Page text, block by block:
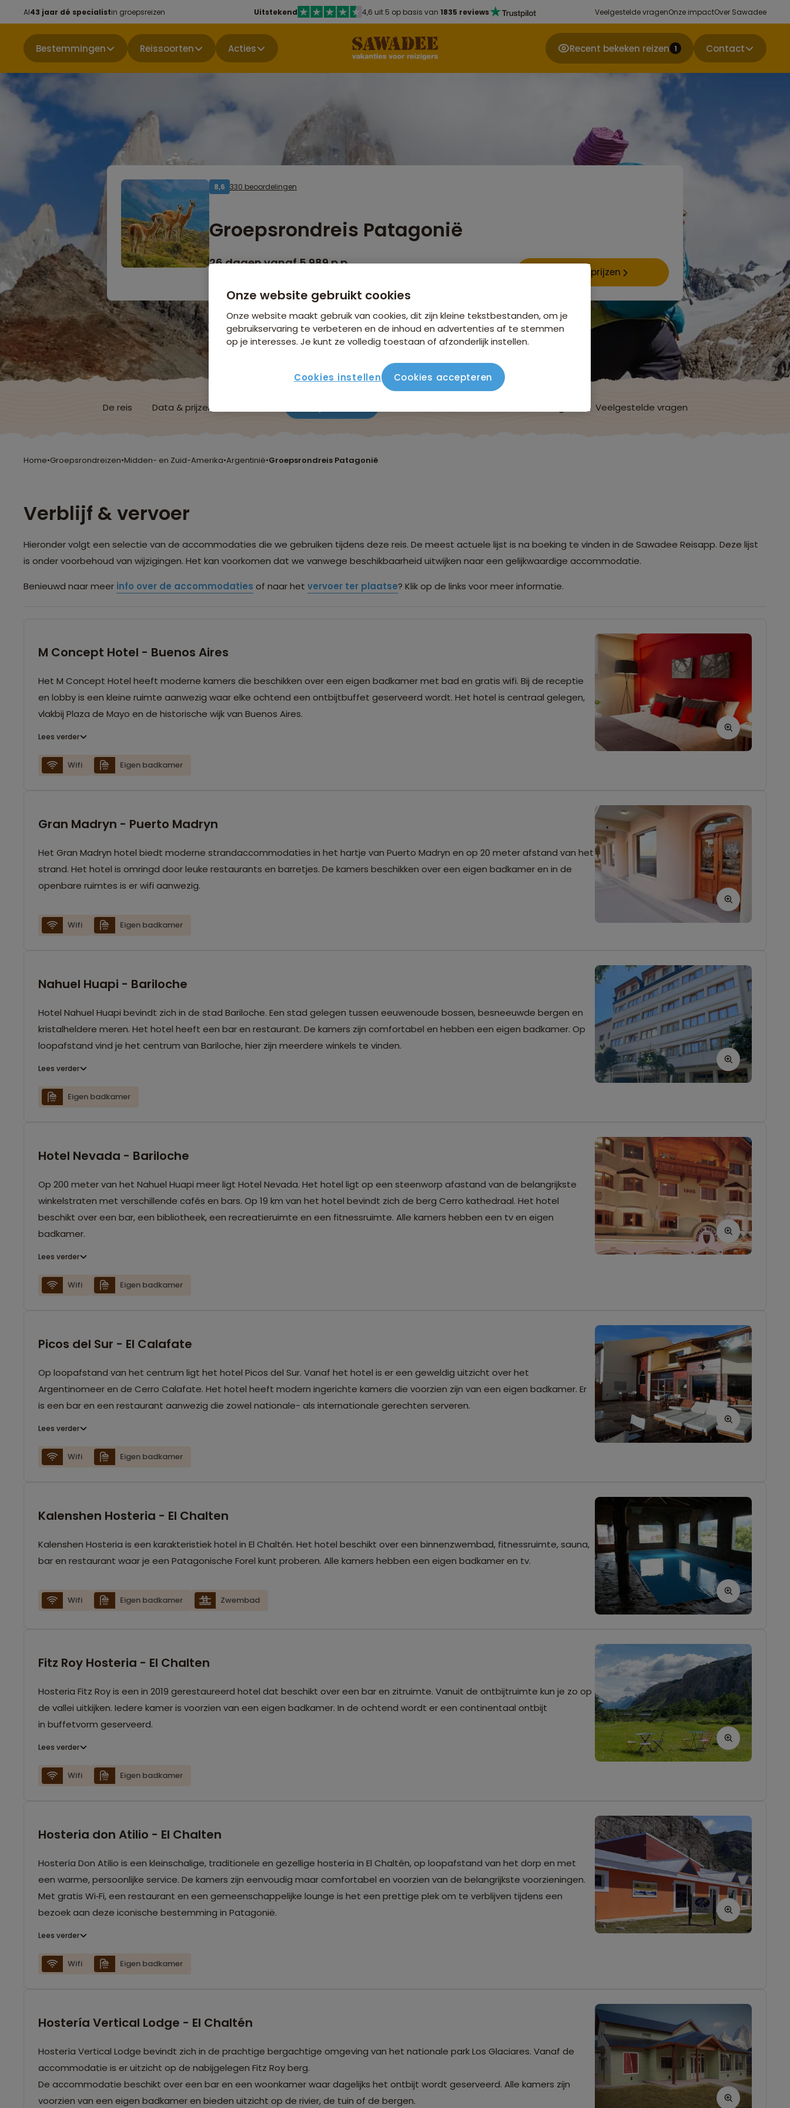
Al43 jaar dé specialistin groepsreizen Uitstekend 4,6 uit 5 op basis van 1835 reviews Veelgestelde vragenOnze impactOver Sawadee
Bestemmingen Reissoorten Acties Recent bekeken reizen 1 Contact
8,6 330 beoordelingen
Groepsrondreis Patagonië
26 dagen vanaf 5.989 p.p.
Data & prijzen
De reis Data & prijzen Veelgestelde vragen
Home•Groepsrondreizen•Midden- en Zuid-Amerika•Argentinië•Groepsrondreis Patagonië
Verblijf & vervoer
Hieronder volgt een selectie van de accommodaties die we gebruiken tijdens deze reis. De meest actuele lijst is na boeking te vinden in de Sawadee Reisapp. Deze lijst
is onder voorbehoud van wijzigingen. Het kan voorkomen dat we vanwege beschikbaarheid uitwijken naar een gelijkwaardige accommodatie.
Benieuwd naar meer info over de accommodaties of naar het vervoer ter plaatse? Klik op de links voor meer informatie.
M Concept Hotel - Buenos Aires
Het M Concept Hotel heeft moderne kamers die beschikken over een eigen badkamer met bad en gratis wifi. Bij de receptie
en lobby is een kleine ruimte aanwezig waar elke ochtend een ontbijtbuffet geserveerd wordt. Het hotel is centraal gelegen,
vlakbij Plaza de Mayo en de historische wijk van Buenos Aires.
Lees verder
Wifi Eigen badkamer
Gran Madryn - Puerto Madryn
Het Gran Madryn hotel biedt moderne strandaccommodaties in het hartje van Puerto Madryn en op 20 meter afstand van het
strand. Het hotel is omringd door leuke restaurants en barretjes. De kamers beschikken over een eigen badkamer en in de
openbare ruimtes is er wifi aanwezig.
Wifi Eigen badkamer
Nahuel Huapi - Bariloche
Hotel Nahuel Huapi bevindt zich in de stad Bariloche. Een stad gelegen tussen eeuwenoude bossen, besneeuwde bergen en
kristalheldere meren. Het hotel heeft een bar en restaurant. De kamers zijn comfortabel en hebben een eigen badkamer. Op
loopafstand vind je het centrum van Bariloche, hier zijn meerdere winkels te vinden.
Lees verder
Eigen badkamer
Hotel Nevada - Bariloche
Op 200 meter van het Nahuel Huapi meer ligt Hotel Nevada. Het hotel ligt op een steenworp afastand van de belangrijkste
winkelstraten met verschillende cafés en bars. Op 19 km van het hotel bevindt zich de berg Cerro kathedraal. Het hotel
beschikt over een bar, een bibliotheek, een recreatieruimte en een fitnessruimte. Alle kamers hebben een tv en eigen
badkamer.
Lees verder
Wifi Eigen badkamer
Picos del Sur - El Calafate
Op loopafstand van het centrum ligt het hotel Picos del Sur. Vanaf het hotel is er een geweldig uitzicht over het
Argentinomeer en de Cerro Calafate. Het hotel heeft modern ingerichte kamers die voorzien zijn van een eigen badkamer. Er
is een bar en een restaurant aanwezig die zowel nationale- als internationale gerechten serveren.
Lees verder
Wifi Eigen badkamer
Kalenshen Hosteria - El Chalten
Kalenshen Hosteria is een karakteristiek hotel in El Chaltén. Het hotel beschikt over een binnenzwembad, fitnessruimte, sauna,
bar en restaurant waar je een Patagonische Forel kunt proberen. Alle kamers hebben een eigen badkamer en tv.
Wifi Eigen badkamer Zwembad
Fitz Roy Hosteria - El Chalten
Hosteria Fitz Roy is een in 2019 gerestaureerd hotel dat beschikt over een bar en zitruimte. Vanuit de ontbijtruimte kun je zo op
de vallei uitkijken. Iedere kamer is voorzien van een eigen badkamer. In de ochtend wordt er een continentaal ontbijt
in buffetvorm geserveerd.
Lees verder
Wifi Eigen badkamer
Hosteria don Atilio - El Chalten
Hostería Don Atilio is een kleinschalige, traditionele en gezellige hostería in El Chaltén, op loopafstand van het dorp en met
een warme, persoonlijke service. De kamers zijn eenvoudig maar comfortabel en voorzien van de belangrijkste voorzieningen.
Met gratis Wi‑Fi, een restaurant en een gemeenschappelijke lounge is het een prettige plek om te verblijven tijdens een
bezoek aan deze iconische bestemming in Patagonië.
Lees verder
Wifi Eigen badkamer
Hostería Vertical Lodge - El Chaltén
Hostería Vertical Lodge bevindt zich in de prachtige bergachtige omgeving van het nationale park Los Glaciares. Vanaf de
accommodatie is er uitzicht op de nabijgelegen Fitz Roy berg.
De accommodatie beschikt over een bar en een woonkamer waar dagelijks het ontbijt wordt geserveerd. Alle kamers zijn
voorzien van een eigen badkamer en bieden uitzicht op de rivier, de tuin of de bergen.
Onze website gebruikt cookies
Onze website maakt gebruik van cookies, dit zijn kleine tekstbestanden, om je
gebruikservaring te verbeteren en de inhoud en advertenties af te stemmen
op je interesses. Je kunt ze volledig toestaan of afzonderlijk instellen.
Cookies instellen Cookies accepteren